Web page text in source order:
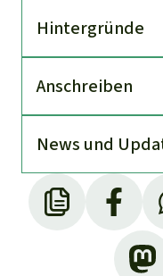
Hinter­gründe
An­schreiben
News und